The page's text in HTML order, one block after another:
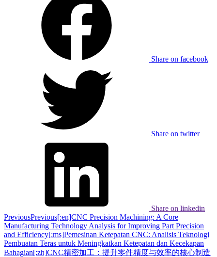
Share on facebook
Share on twitter
Share on linkedin
PreviousPrevious[:en]CNC Precision Machining: A Core
Manufacturing Technology Analysis for Improving Part Precision
and Efficiency[:ms]Pemesinan Ketepatan CNC: Analisis Teknologi
Pembuatan Teras untuk Meningkatkan Ketepatan dan Kecekapan
Bahagian[:zh]CNC精密加工：提升零件精度与效率的核心制造